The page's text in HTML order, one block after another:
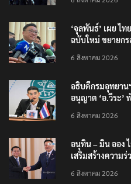
‘จุลพันธ์’ เผย ไ
ฉบับใหม่ ขยายก
6 สิงหาคม 2026
อธิบดีกรมอุทยาน
อนุญาต ‘อ.วีระ’
6 สิงหาคม 2026
อนุทิน – มิน ออง
เสริมสร้างความ
6 สิงหาคม 2026